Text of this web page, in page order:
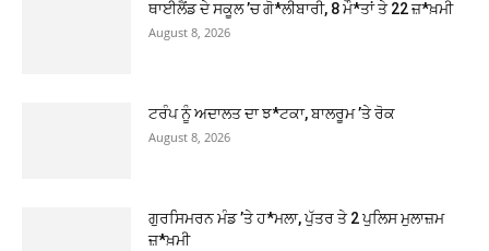
ਥਾਈਲੈਂਡ ਦੇ ਸਕੂਲ ’ਚ ਗੋ*ਲੀਬਾਰੀ, 8 ਮੌ*ਤਾਂ ਤੇ 22 ਜ਼*ਖ਼ਮੀ
August 8, 2026
ਟਰੰਪ ਨੂੰ ਅਦਾਲਤ ਦਾ ਝ*ਟਕਾ, ਬਾਲਰੂਮ ’ਤੇ ਰੋਕ
August 8, 2026
ਗੁਰਸਿਮਰਨ ਮੰਡ ’ਤੇ ਹ*ਮਲਾ, ਪੁੱਤਰ ਤੇ 2 ਪੁਲਿਸ ਮੁਲਾਜ਼ਮ
ਜ਼*ਖ਼ਮੀ